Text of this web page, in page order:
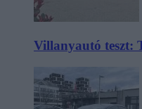
Villanyautó teszt: